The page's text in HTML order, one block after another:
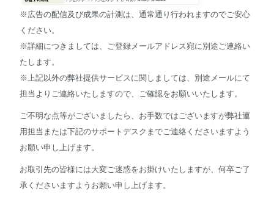
※広告の配信及び成果の計測は、通常通り行われますのでご安心
ください。
※詳細につきましては、ご登録メールアドレス宛に別途ご連絡い
たします。
※上記以外の弊社提供サービスに関しましては、別途メールにて
担当よりご連絡いたしますので、ご確認をお願いいたします。
ご不明な点等がございましたら、お手数ではございますが弊社運
用担当または下記のサポートデスクまでご連絡くださいますよう
お願い申し上げます。
お取引先の皆様には大変ご迷惑をお掛けいたしますが、何卒ご了
承くださいますようお願い申し上げます。